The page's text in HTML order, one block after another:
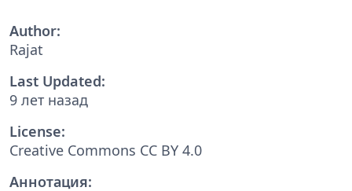
Author:
Rajat
Last Updated:
9 лет назад
License:
Creative Commons CC BY 4.0
Аннотация: